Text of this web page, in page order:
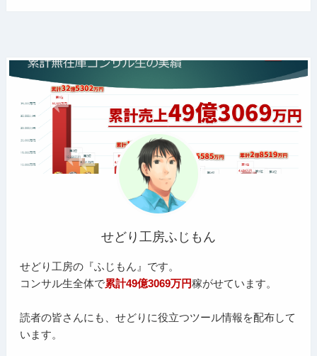
せどり工房ふじもん
せどり工房の『ふじもん』です。
コンサル生全体で累計49億3069万円稼がせています。
読者の皆さんにも、せどりに役立つツール情報を配布して
います。